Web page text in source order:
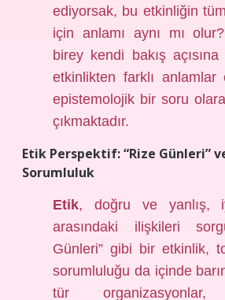
ediyorsak, bu etkinliğin tüm
için anlamı aynı mı
birey kendi bakış
etkinlikten farklı anlamlar
epistemolojik bir soru
çıkmaktadır.
Etik Perspektif: “Rize Günleri”
Sorumluluk
Etik, doğru ve yanlış,
arasındaki ilişkileri
Günleri” gibi bir etkinlik,
sorumluluğu da içinde
tür organizasyonlar,